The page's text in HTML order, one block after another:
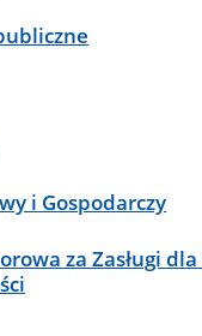
i Gospodarczy
za Zasługi